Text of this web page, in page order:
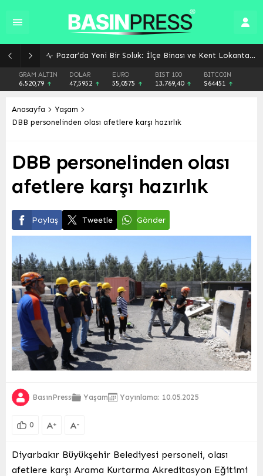
Giresun’da Yaz Kur’an Kursları Sokak Oyunlarıyla Şenlendi: Gelenekler Yeniden Canlandı
GRAM ALTIN
6.520,79
DOLAR
47,5952
EURO
55,0575
BIST 100
13.769,40
BITCOIN
$64451
Anasayfa
Yaşam
DBB personelinden olası afetlere karşı hazırlık
DBB personelinden olası
afetlere karşı hazırlık
Paylaş Tweetle Gönder
BasınPress Yaşam Yayınlama: 10.05.2025
0 A+ A-
Diyarbakır Büyükşehir Belediyesi personeli, olası
afetlere karşı Arama Kurtarma Akreditasyon Eğitimi